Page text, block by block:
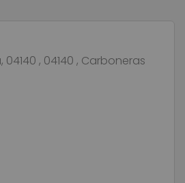
, 04140 , Carboneras